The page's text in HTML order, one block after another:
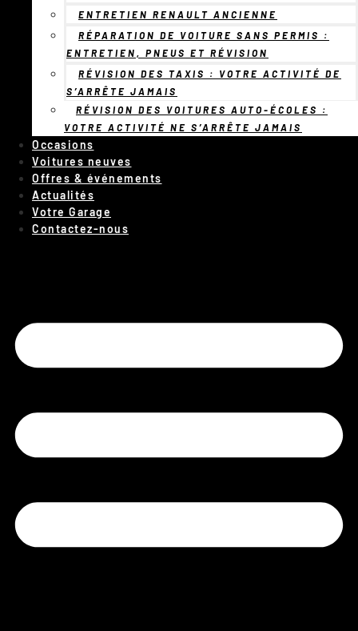
ENTRETIEN RENAULT ANCIENNE
RÉPARATION DE VOITURE SANS PERMIS :
ENTRETIEN, PNEUS ET RÉVISION
RÉVISION DES TAXIS : VOTRE ACTIVITÉ DE
S’ARRÊTE JAMAIS
RÉVISION DES VOITURES AUTO-ÉCOLES :
VOTRE ACTIVITÉ NE S’ARRÊTE JAMAIS
Occasions
Voitures neuves
Offres & événements
Actualités
Votre Garage
Contactez-nous